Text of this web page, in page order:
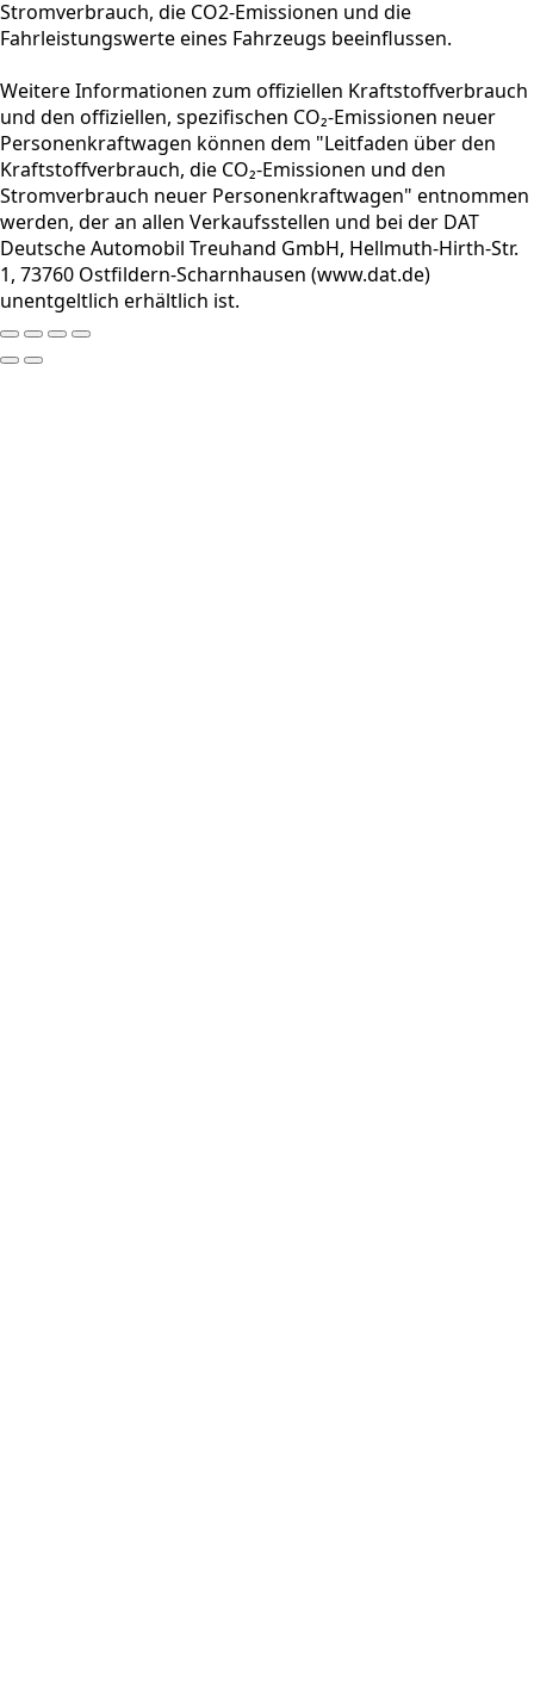
Stromverbrauch, die CO2-Emissionen und die
Fahrleistungswerte eines Fahrzeugs beeinflussen.
Weitere Informationen zum offiziellen Kraftstoffverbrauch
und den offiziellen, spezifischen CO₂-Emissionen neuer
Personenkraftwagen können dem "Leitfaden über den
Kraftstoffverbrauch, die CO₂-Emissionen und den
Stromverbrauch neuer Personenkraftwagen" entnommen
werden, der an allen Verkaufsstellen und bei der DAT
Deutsche Automobil Treuhand GmbH, Hellmuth-Hirth-Str.
1, 73760 Ostfildern-Scharnhausen (www.dat.de)
unentgeltlich erhältlich ist.